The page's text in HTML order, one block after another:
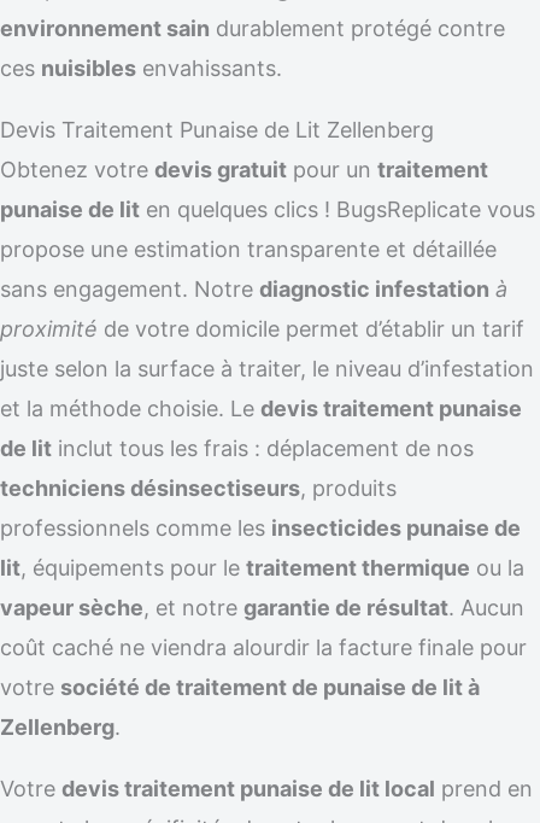
environnement sain durablement protégé contre
ces nuisibles envahissants.
Devis Traitement Punaise de Lit Zellenberg
Obtenez votre devis gratuit pour un traitement
punaise de lit en quelques clics ! BugsReplicate vous
propose une estimation transparente et détaillée
sans engagement. Notre diagnostic infestation à
proximité de votre domicile permet d’établir un tarif
juste selon la surface à traiter, le niveau d’infestation
et la méthode choisie. Le devis traitement punaise
de lit inclut tous les frais : déplacement de nos
techniciens désinsectiseurs, produits
professionnels comme les insecticides punaise de
lit, équipements pour le traitement thermique ou la
vapeur sèche, et notre garantie de résultat. Aucun
coût caché ne viendra alourdir la facture finale pour
votre société de traitement de punaise de lit à
Zellenberg.
Votre devis traitement punaise de lit local prend en